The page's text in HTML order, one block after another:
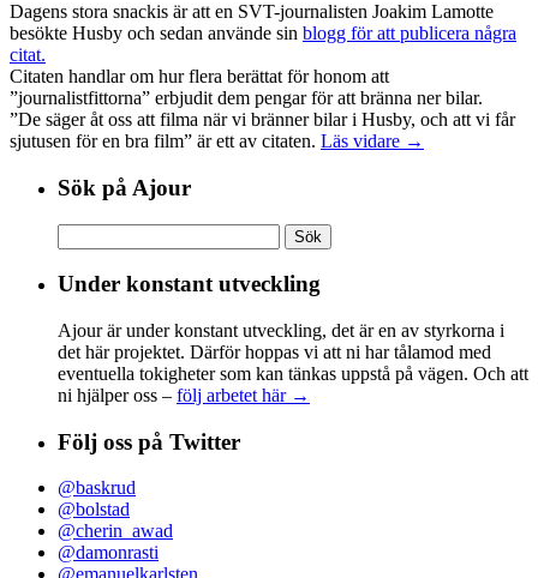
Dagens stora snackis är att en SVT-journalisten Joakim Lamotte
besökte Husby och sedan använde sin blogg för att publicera några
citat.
Citaten handlar om hur flera berättat för honom att
”journalistfittorna” erbjudit dem pengar för att bränna ner bilar.
”De säger åt oss att filma när vi bränner bilar i Husby, och att vi får
sjutusen för en bra film” är ett av citaten. Läs vidare →
Sök på Ajour
efter:
Under konstant utveckling
Ajour är under konstant utveckling, det är en av styrkorna i
det här projektet. Därför hoppas vi att ni har tålamod med
eventuella tokigheter som kan tänkas uppstå på vägen. Och att
ni hjälper oss – följ arbetet här →
Följ oss på Twitter
@baskrud
@bolstad
@cherin_awad
@damonrasti